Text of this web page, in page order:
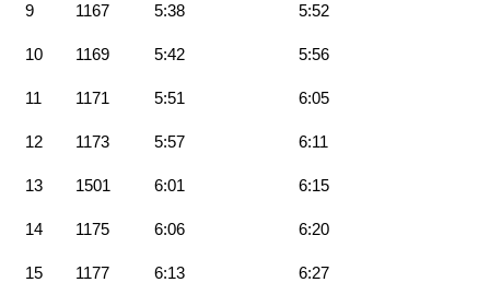
9 1167 5:38 5:52
10 1169 5:42 5:56
11 1171 5:51 6:05
12 1173 5:57 6:11
13 1501 6:01 6:15
14 1175 6:06 6:20
15 1177 6:13 6:27